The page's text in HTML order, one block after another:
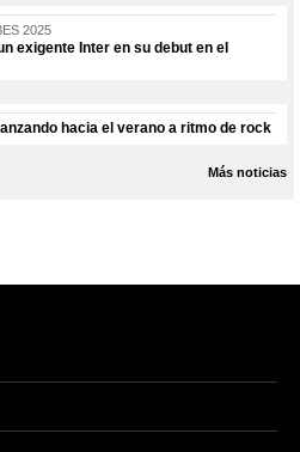
2025
exigente Inter en su debut en el
hacia el verano a ritmo de rock
Más noticias